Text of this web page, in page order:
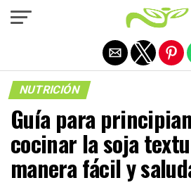
NUTRICIÓN
Guía para
cocinar la soja
manera fácil y
Salir de la versión